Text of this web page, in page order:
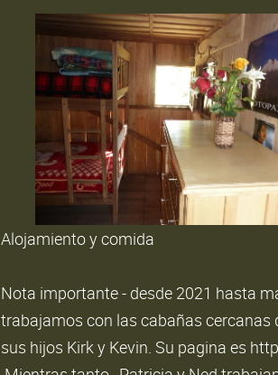
Alojamiento y comida
Nota importante - desde 2021 hasta
trabajamos con las cabañas cercanas
sus hijos Kirk y Kevin. Su pagina es